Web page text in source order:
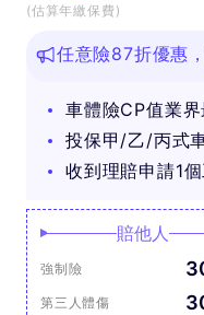
(估算年繳保費)
任意險87折優惠
車體險CP值業界
投保甲/乙/丙式
收到理賠申請1
賠他人
強制險
第三人體傷